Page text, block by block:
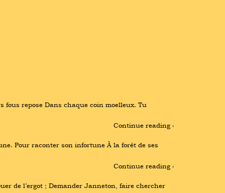
fous repose Dans chaque coin moelleux. Tu
Continue reading ›
Pour raconter son infortune À la forêt de ses
Continue reading ›
de l’ergot ; Demander Janneton, faire chercher